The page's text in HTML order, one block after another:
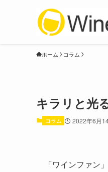
ホーム コラム
キラリと光
コラム 2022年6月
「ワインファン